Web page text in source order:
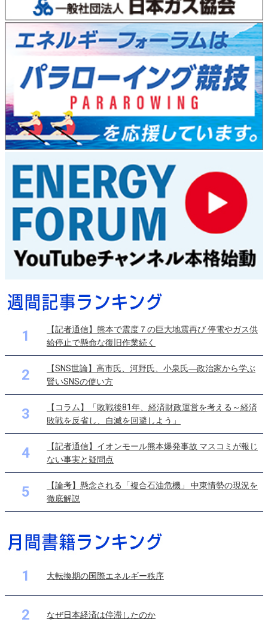
1
【記者通信】熊本で震度７の巨大地震再び 停電やガス供
給停止で懸命な復旧作業続く
2
【SNS世論】高市氏、河野氏、小泉氏―政治家から学ぶ
賢いSNSの使い方
3
【コラム】「敗戦後81年、経済財政運営を考える～経済
敗戦を反省し、自滅を回避しよう」
4
【記者通信】イオンモール熊本爆発事故 マスコミが報じ
ない事実と疑問点
5
【論考】懸念される「複合石油危機」 中東情勢の現況を
徹底解説
1 大転換期の国際エネルギー秩序
2 なぜ日本経済は停滞したのか